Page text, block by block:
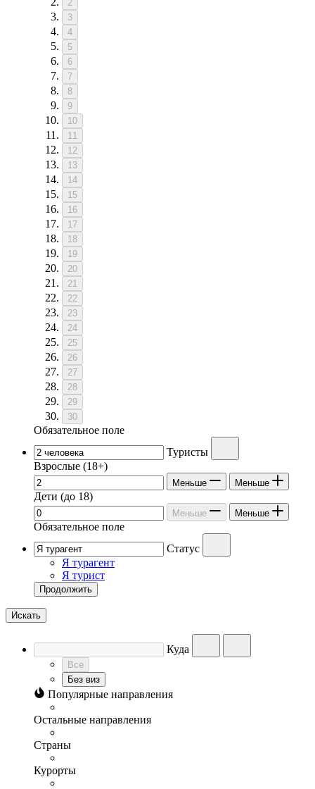
2
3
4
5
6
7
8
9
10
11
12
13
14
15
16
17
18
19
20
21
22
23
24
25
26
27
28
29
30
Обязательное поле
Туристы
Взрослые (18+)
Меньше Меньше
Дети (до 18)
Меньше Меньше
Обязательное поле
Статус
Я турагент
Я турист
Продолжить
Искать
Куда
Все
Без виз
Популярные направления
Остальные направления
Страны
Курорты